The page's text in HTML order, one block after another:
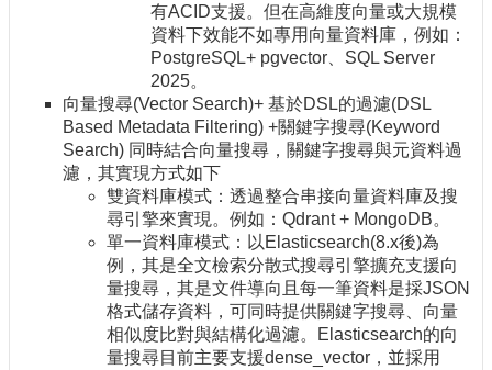
有ACID支援。但在高維度向量或大規模
資料下效能不如專用向量資料庫，例如：
PostgreSQL+ pgvector、SQL Server
2025。
向量搜尋(Vector Search)+ 基於DSL的過濾(DSL
Based Metadata Filtering) +關鍵字搜尋(Keyword
Search) 同時結合向量搜尋，關鍵字搜尋與元資料過
濾，其實現方式如下
雙資料庫模式：透過整合串接向量資料庫及搜
尋引擎來實現。例如：Qdrant + MongoDB。
單一資料庫模式：以Elasticsearch(8.x後)為
例，其是全文檢索分散式搜尋引擎擴充支援向
量搜尋，其是文件導向且每一筆資料是採JSON
格式儲存資料，可同時提供關鍵字搜尋、向量
相似度比對與結構化過濾。Elasticsearch的向
量搜尋目前主要支援dense_vector，並採用